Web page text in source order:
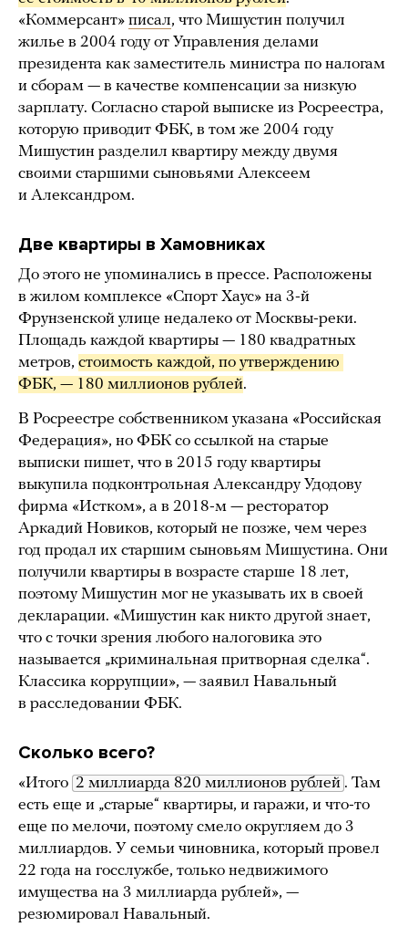
«Коммерсант» писал, что Мишустин получил
жилье в 2004 году от Управления делами
президента как заместитель министра по налогам
и сборам — в качестве компенсации за низкую
зарплату. Согласно старой выписке из Росреестра,
которую приводит ФБК, в том же 2004 году
Мишустин разделил квартиру между двумя
своими старшими сыновьями Алексеем
и Александром.
Две квартиры в Хамовниках
До этого не упоминались в прессе. Расположены
в жилом комплексе «Спорт Хаус» на 3-й
Фрунзенской улице недалеко от Москвы-реки.
Площадь каждой квартиры — 180 квадратных
метров, стоимость каждой, по утверждению
ФБК, — 180 миллионов рублей.
В Росреестре собственником указана «Российская
Федерация», но ФБК со ссылкой на старые
выписки пишет, что в 2015 году квартиры
выкупила подконтрольная Александру Удодову
фирма «Истком», а в 2018-м — ресторатор
Аркадий Новиков, который не позже, чем через
год продал их старшим сыновьям Мишустина. Они
получили квартиры в возрасте старше 18 лет,
поэтому Мишустин мог не указывать их в своей
декларации. «Мишустин как никто другой знает,
что с точки зрения любого налоговика это
называется „криминальная притворная сделка“.
Классика коррупции», — заявил Навальный
в расследовании ФБК.
Сколько всего?
«Итого 2 миллиарда 820 миллионов рублей . Там
есть еще и „старые“ квартиры, и гаражи, и что-то
еще по мелочи, поэтому смело округляем до 3
миллиардов. У семьи чиновника, который провел
22 года на госслужбе, только недвижимого
имущества на 3 миллиарда рублей», —
резюмировал Навальный.